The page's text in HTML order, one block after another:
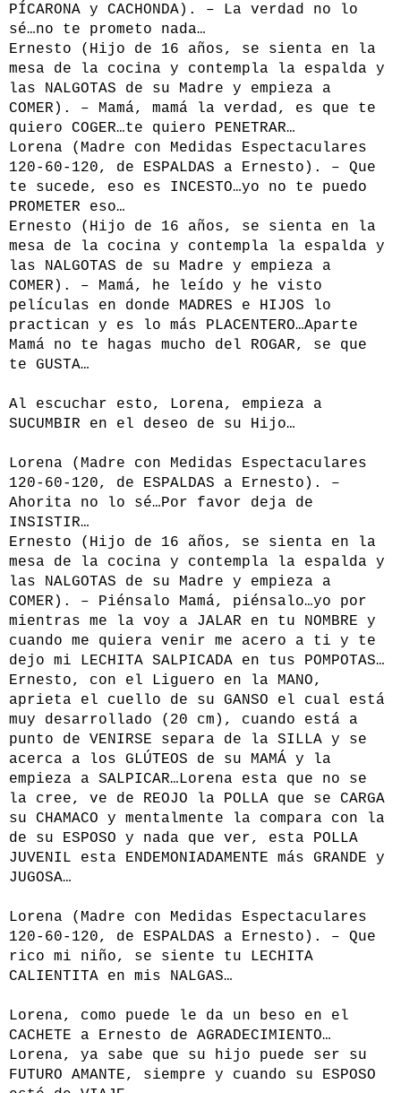
PÍCARONA y CACHONDA). – La verdad no lo
sé…no te prometo nada…
Ernesto (Hijo de 16 años, se sienta en la
mesa de la cocina y contempla la espalda y
las NALGOTAS de su Madre y empieza a
COMER). – Mamá, mamá la verdad, es que te
quiero COGER…te quiero PENETRAR…
Lorena (Madre con Medidas Espectaculares
120-60-120, de ESPALDAS a Ernesto). – Que
te sucede, eso es INCESTO…yo no te puedo
PROMETER eso…
Ernesto (Hijo de 16 años, se sienta en la
mesa de la cocina y contempla la espalda y
las NALGOTAS de su Madre y empieza a
COMER). – Mamá, he leído y he visto
películas en donde MADRES e HIJOS lo
practican y es lo más PLACENTERO…Aparte
Mamá no te hagas mucho del ROGAR, se que
te GUSTA…
Al escuchar esto, Lorena, empieza a
SUCUMBIR en el deseo de su Hijo…
Lorena (Madre con Medidas Espectaculares
120-60-120, de ESPALDAS a Ernesto). –
Ahorita no lo sé…Por favor deja de
INSISTIR…
Ernesto (Hijo de 16 años, se sienta en la
mesa de la cocina y contempla la espalda y
las NALGOTAS de su Madre y empieza a
COMER). – Piénsalo Mamá, piénsalo…yo por
mientras me la voy a JALAR en tu NOMBRE y
cuando me quiera venir me acero a ti y te
dejo mi LECHITA SALPICADA en tus POMPOTAS…
Ernesto, con el Liguero en la MANO,
aprieta el cuello de su GANSO el cual está
muy desarrollado (20 cm), cuando está a
punto de VENIRSE separa de la SILLA y se
acerca a los GLÚTEOS de su MAMÁ y la
empieza a SALPICAR…Lorena esta que no se
la cree, ve de REOJO la POLLA que se CARGA
su CHAMACO y mentalmente la compara con la
de su ESPOSO y nada que ver, esta POLLA
JUVENIL esta ENDEMONIADAMENTE más GRANDE y
JUGOSA…
Lorena (Madre con Medidas Espectaculares
120-60-120, de ESPALDAS a Ernesto). – Que
rico mi niño, se siente tu LECHITA
CALIENTITA en mis NALGAS…
Lorena, como puede le da un beso en el
CACHETE a Ernesto de AGRADECIMIENTO…
Lorena, ya sabe que su hijo puede ser su
FUTURO AMANTE, siempre y cuando su ESPOSO